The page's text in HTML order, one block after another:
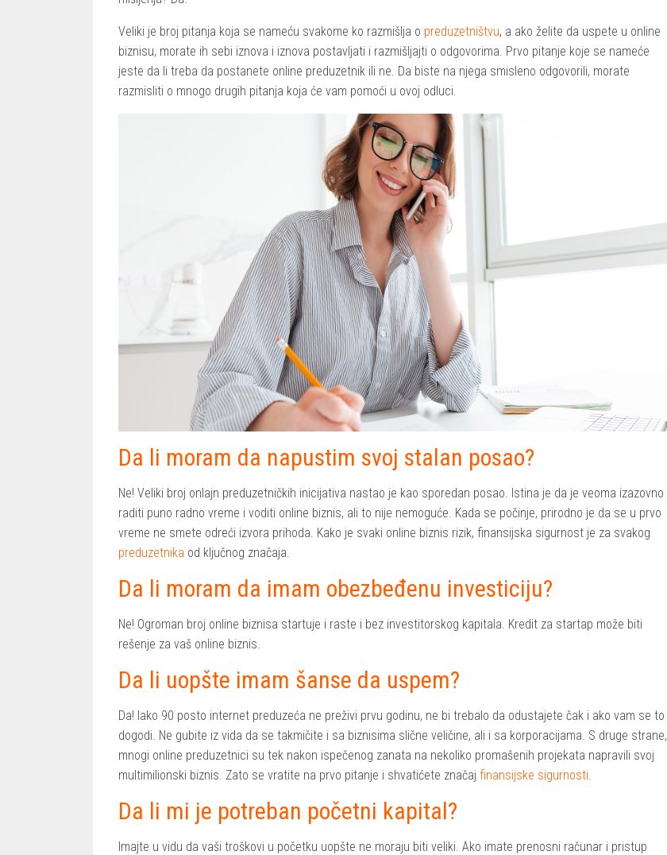
Veliki je broj pitanja koja se nameću svakome ko razmišlja o preduzetništvu, a ako želite da uspete u online
biznisu, morate ih sebi iznova i iznova postavljati i razmišljajti o odgovorima. Prvo pitanje koje se nameće
jeste da li treba da postanete online preduzetnik ili ne. Da biste na njega smisleno odgovorili, morate
razmisliti o mnogo drugih pitanja koja će vam pomoći u ovoj odluci.
Da li moram da napustim svoj stalan posao?
Ne! Veliki broj onlajn preduzetničkih inicijativa nastao je kao sporedan posao. Istina je da je veoma izazovno
raditi puno radno vreme i voditi online biznis, ali to nije nemoguće. Kada se počinje, prirodno je da se u prvo
vreme ne smete odreći izvora prihoda. Kako je svaki online biznis rizik, finansijska sigurnost je za svakog
preduzetnika od ključnog značaja.
Da li moram da imam obezbeđenu investiciju?
Ne! Ogroman broj online biznisa startuje i raste i bez investitorskog kapitala. Kredit za startap može biti
rešenje za vaš online biznis.
Da li uopšte imam šanse da uspem?
Da! Iako 90 posto internet preduzeća ne preživi prvu godinu, ne bi trebalo da odustajete čak i ako vam se to
dogodi. Ne gubite iz vida da se takmičite i sa biznisima slične veličine, ali i sa korporacijama. S druge strane,
mnogi online preduzetnici su tek nakon ispečenog zanata na nekoliko promašenih projekata napravili svoj
multimilionski biznis. Zato se vratite na prvo pitanje i shvatićete značaj finansijske sigurnosti.
Da li mi je potreban početni kapital?
Imajte u vidu da vaši troškovi u početku uopšte ne moraju biti veliki. Ako imate prenosni računar i pristup